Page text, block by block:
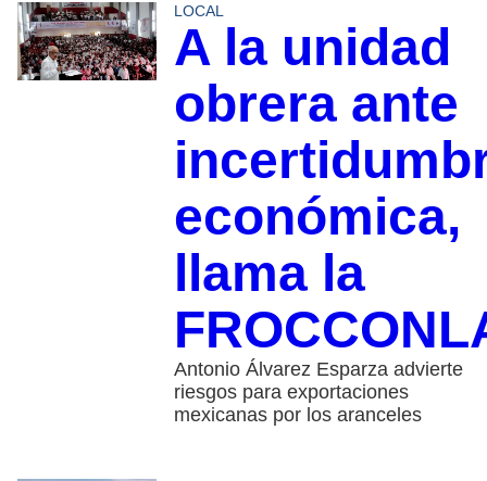
LOCAL
A la unidad
obrera ante
económica,
llama la
Antonio Álvarez Esparza advierte
riesgos para exportaciones
mexicanas por los aranceles